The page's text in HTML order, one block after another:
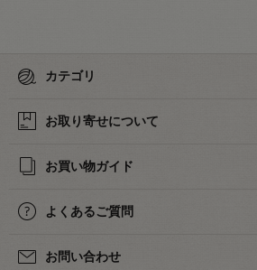
カテゴリ
お取り寄せについて
お買い物ガイド
よくあるご質問
お問い合わせ